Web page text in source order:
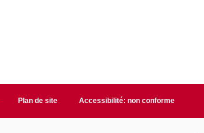
Plan de site Accessibilité: non conforme